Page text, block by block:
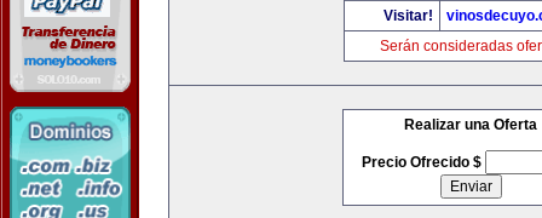
Visitar!
Serán consideradas
Realizar una Oferta
Precio Ofrecido $